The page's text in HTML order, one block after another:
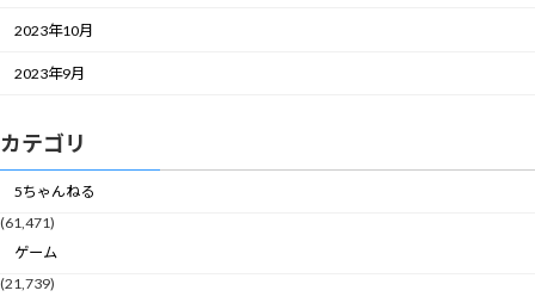
2023年10月
2023年9月
カテゴリ
5ちゃんねる
(61,471)
ゲーム
(21,739)